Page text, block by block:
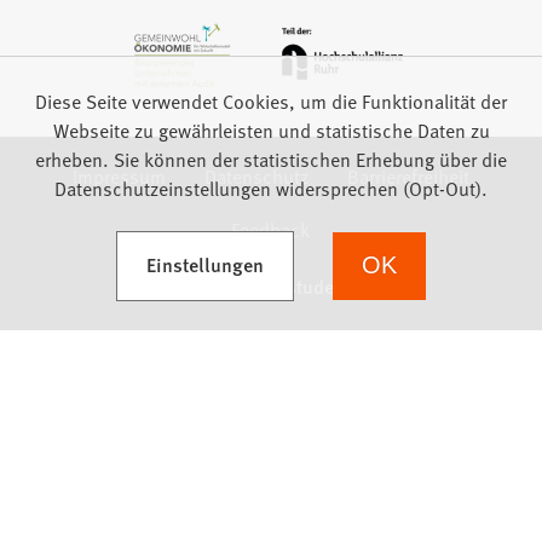
Impressum Datenschutz
Barrierefreiheit
Feedback
Diese Seite verwendet Cookies, um die Funktionalität der
Webseite zu gewährleisten und statistische Daten zu
erheben. Sie können der statistischen Erhebung über die
Datenschutzeinstellungen widersprechen (Opt-Out).
Einstellungen
(Öffnet in einem neuen Tab) OK